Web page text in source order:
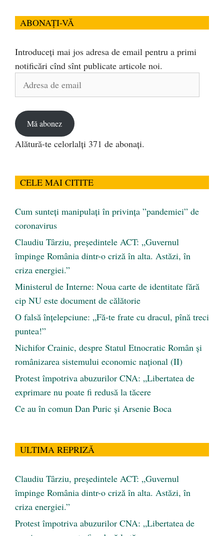
ABONAȚI-VĂ
Introduceți mai jos adresa de email pentru a primi
notificări cînd sînt publicate articole noi.
Adresa
Mă abonez
Alătură-te celorlalți 371 de abonați.
CELE MAI CITITE
Cum sunteți manipulați în privința ”pandemiei” de
coronavirus
Claudiu Târziu, președintele ACT: „Guvernul
împinge România dintr-o criză în alta. Astăzi, în
criza energiei.”
Ministerul de Interne: Noua carte de identitate fără
cip NU este document de călătorie
O falsă înțelepciune: „Fă-te frate cu dracul, pînă treci
puntea!”
Nichifor Crainic, despre Statul Etnocratic Român şi
românizarea sistemului economic naţional (II)
Protest împotriva abuzurilor CNA: „Libertatea de
exprimare nu poate fi redusă la tăcere
Ce au în comun Dan Puric şi Arsenie Boca
ULTIMA REPRIZĂ
Claudiu Târziu, președintele ACT: „Guvernul
împinge România dintr-o criză în alta. Astăzi, în
criza energiei.”
Protest împotriva abuzurilor CNA: „Libertatea de